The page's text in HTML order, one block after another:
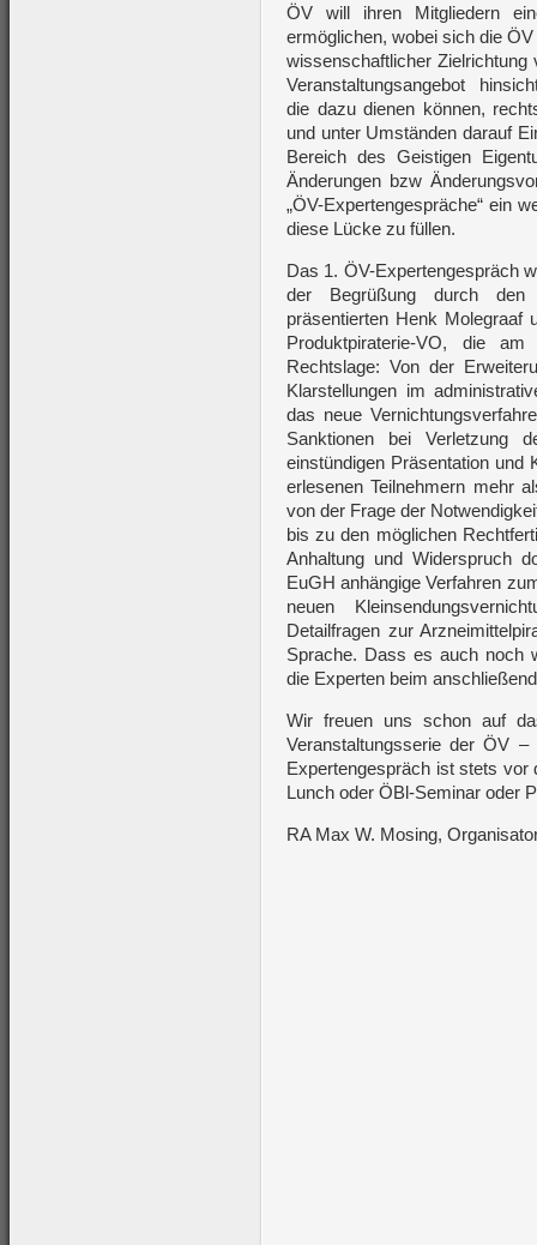
ÖV will ihren Mitgliedern
ermöglichen, wobei sich die
wissenschaftlicher
Veranstaltungsangebot
die dazu dienen können,
und unter Umständen darauf
Bereich des Geistigen
Änderungen bzw
„ÖV-Expertengespräche“ ein
diese Lücke zu füllen.
Das 1. ÖV-Expertengespräch
der Begrüßung durch den
präsentierten Henk Molegraaf
Produktpiraterie-VO, die
Rechtslage: Von der
Klarstellungen im
das neue
Sanktionen bei Verletzung
einstündigen Präsentation und
erlesenen Teilnehmern mehr
von der Frage der
bis zu den möglichen
Anhaltung und Widerspruch
EuGH anhängige Verfahren
neuen
Detailfragen zur
Sprache. Dass es auch noch
die Experten beim
Wir freuen uns schon auf
Veranstaltungsserie der ÖV
Expertengespräch ist stets vor
Lunch oder ÖBl-Seminar oder
RA Max W. Mosing,